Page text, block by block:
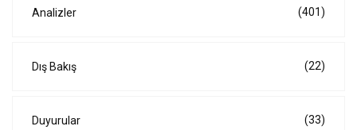
Analizler (401)
Dış Bakış (22)
Duyurular (33)